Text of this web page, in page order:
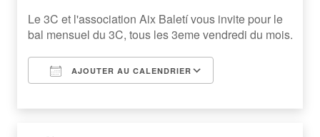
Le 3C et l'association Aix Baletí vous invite pour le
bal mensuel du 3C, tous les 3eme vendredi du mois.
AJOUTER AU CALENDRIER